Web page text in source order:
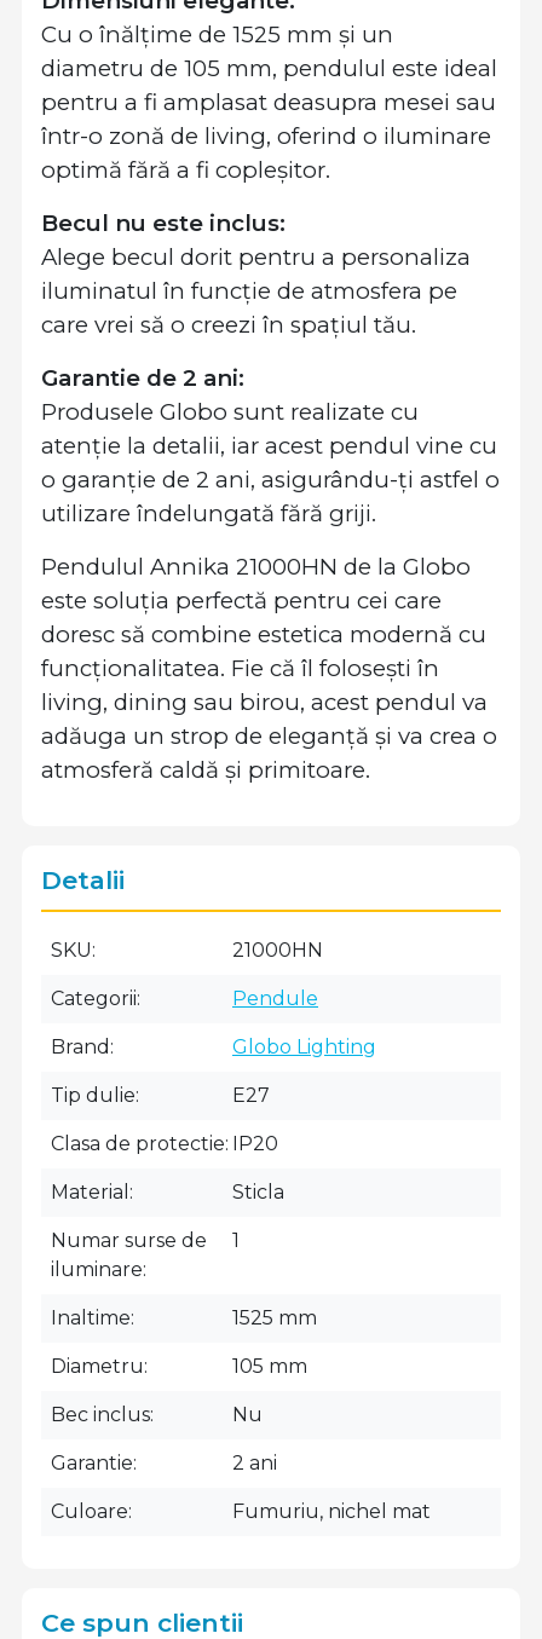
Cu o înălțime de 1525 mm și un
diametru de 105 mm, pendulul este ideal
pentru a fi amplasat deasupra mesei sau
într-o zonă de living, oferind o iluminare
optimă fără a fi copleșitor.
Becul nu este inclus:
Alege becul dorit pentru a personaliza
iluminatul în funcție de atmosfera pe
care vrei să o creezi în spațiul tău.
Garantie de 2 ani:
Produsele Globo sunt realizate cu
atenție la detalii, iar acest pendul vine cu
o garanție de 2 ani, asigurându-ți astfel o
utilizare îndelungată fără griji.
Pendulul Annika 21000HN de la Globo
este soluția perfectă pentru cei care
doresc să combine estetica modernă cu
funcționalitatea. Fie că îl folosești în
living, dining sau birou, acest pendul va
adăuga un strop de eleganță și va crea o
atmosferă caldă și primitoare.
Detalii
SKU 21000HN
Categorii Pendule
Brand Globo Lighting
Tip dulie E27
Clasa de protectie IP20
Material Sticla
Numar surse de
iluminare
1
Inaltime 1525 mm
Diametru 105 mm
Bec inclus Nu
Garantie 2 ani
Culoare Fumuriu, nichel mat
Ce spun clientii